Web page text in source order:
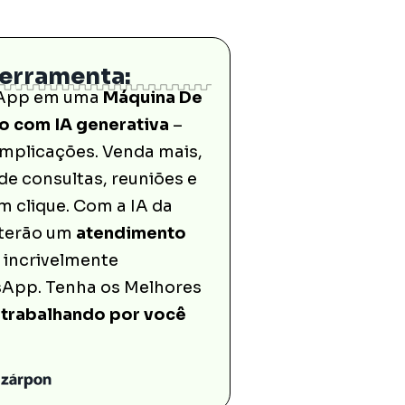
em umaMáquina De
com IA generativa –
Venda mais,
consultas, reuniões e
clique. Com a IA da
um atendimento
Tenha os Melhores
por você